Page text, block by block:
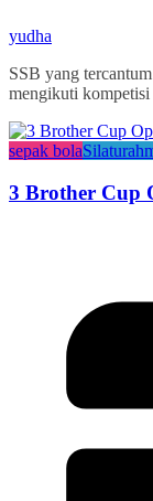
yudha
SSB yang
mengikuti kompetisi
sepak bola
3 Brother Cup